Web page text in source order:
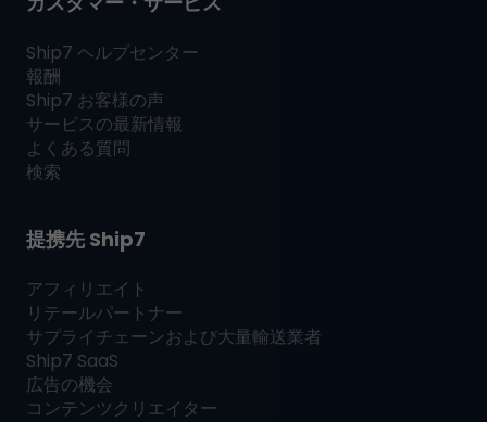
Ship7 ヘルプセンター
報酬
Ship7 お客様の声
サービスの最新情報
よくある質問
検索
提携先 Ship7
アフィリエイト
リテールパートナー
サプライチェーンおよび大量輸送業者
Ship7 SaaS
広告の機会
コンテンツクリエイター